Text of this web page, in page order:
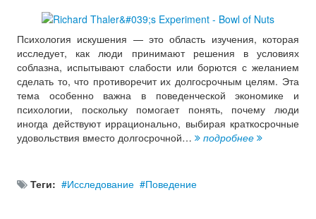
Психология искушения — это область изучения, которая
исследует, как люди принимают решения в условиях
соблазна, испытывают слабости или борются с желанием
сделать то, что противоречит их долгосрочным целям. Эта
тема особенно важна в поведенческой экономике и
психологии, поскольку помогает понять, почему люди
иногда действуют иррационально, выбирая краткосрочные
удовольствия вместо долгосрочной…
подробнее
Теги: Исследование Поведение